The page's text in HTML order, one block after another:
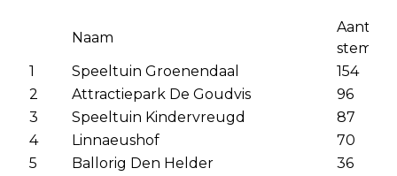
Naam
Aantal
1
Speeltuin Groenendaal
154
2
Attractiepark De Goudvis
96
3
Speeltuin Kindervreugd
87
4
Linnaeushof
70
5
Ballorig Den Helder
36